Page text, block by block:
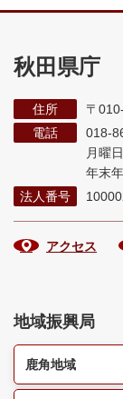
秋田県庁
住所
〒
電話
018-
月曜
年末
法人番号
アクセス
地域振興局
鹿角地域